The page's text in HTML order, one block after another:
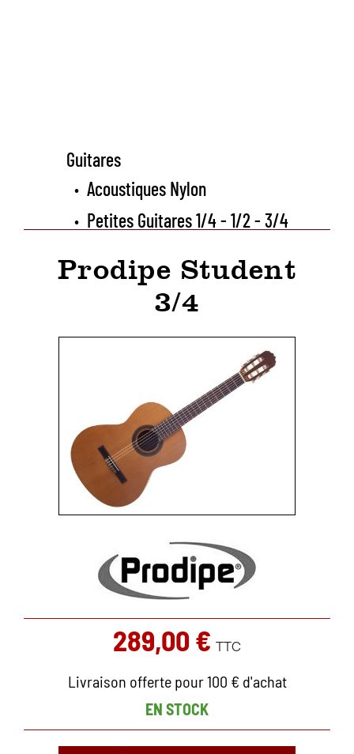
Guitares
• Acoustiques Nylon
• Petites Guitares 1/4 - 1/2 - 3/4
Prodipe Student
3/4
289,00 € TTC
Livraison offerte pour 100 € d'achat
EN STOCK